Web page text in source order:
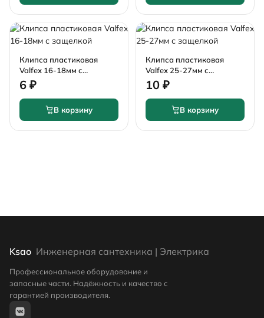
Клипса пластиковая
Valfex 16-18мм с
защелкой
6 ₽
В корзину
Клипса пластиковая
Valfex 25-27мм с
защелкой
10 ₽
В корзину
Ksao Инженерная сантехника | Электрика
Профессиональное оборудование и
запасные части. Надёжность и качество с
гарантией производителя.